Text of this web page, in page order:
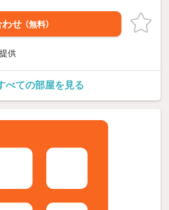
わせ （無料）
供
べての部屋を見る